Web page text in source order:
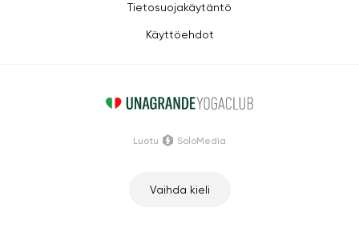
Tietosuojakäytäntö
Käyttöehdot
Vaihda kieli
Luotu SoloMedia